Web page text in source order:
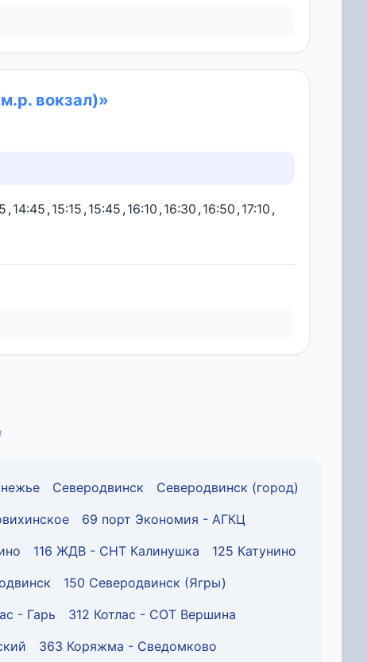
вокзал)»
,14:45 ,15:15 ,15:45 ,16:10 ,16:30 ,16:50 ,17:10 ,
Северодвинск
Северодвинск (город)
69 порт Экономия - АГКЦ
116 ЖДВ - СНТ Калинушка
125 Катунино
150 Северодвинск (Ягры)
- Гарь
312 Котлас - СОТ Вершина
363 Коряжма - Сведомково